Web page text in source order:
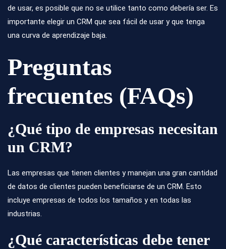
de usar, es posible que no se utilice tanto como debería ser. Es
importante elegir un CRM que sea fácil de usar y que tenga
una curva de aprendizaje baja.
Preguntas
frecuentes (FAQs)
¿Qué tipo de empresas necesitan
un CRM?
Las empresas que tienen clientes y manejan una gran cantidad
de datos de clientes pueden beneficiarse de un CRM. Esto
incluye empresas de todos los tamaños y en todas las
industrias.
¿Qué características debe tener